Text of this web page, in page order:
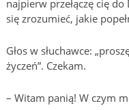
najpierw przełączę cię do
się zrozumieć, jakie
Głos w słuchawce:
życzeń”. Czekam.
– Witam panią! W czym